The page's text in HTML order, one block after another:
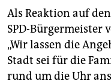
Als Reaktion auf
SPD-Bürgermeister
„Wir lassen die
Stadt sei für die
rund um die Uhr